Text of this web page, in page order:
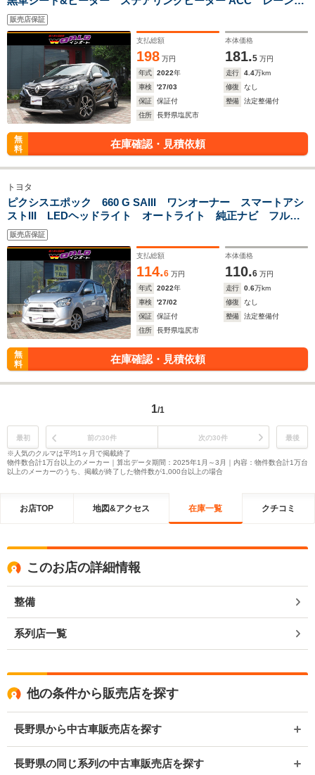
ープイアシスト スマートキー ディスプレイオーディオ
Bluetooth USBアラウンドビューモニター パークセンサー
G18AWドラレコ2カメラ
販売店保証
支払総額
198 万円
本体価格
181.5 万円
年式
2022年 走行 4.4万km
車検
'27/03 修復
なし
保証
保証付 整備
法定整備付
住所
長野県塩尻市
無
料
在庫確認・見積依頼
トヨタ
ピクシスエポック 660 G SAIII ワンオーナー スマートアシ
ストIII LEDヘッドライト オートライト 純正ナビ フルセ
グTV ドラレコ
販売店保証
支払総額
114.6 万円
本体価格
110.6 万円
年式
2022年 走行 0.6万km
車検
'27/02 修復
なし
保証
保証付 整備
法定整備付
住所
長野県塩尻市
無
料
在庫確認・見積依頼
1/1
最初 前の30件 次の30件
最後
※人気のクルマは平均1ヶ月で掲載終了
物件数合計1万台以上のメーカー｜算出データ期間：2025年1月～3月｜内容：物件数合計1万台
以上のメーカーのうち、掲載が終了した物件数が1,000台以上の場合
お店TOP 地図&アクセス 在庫一覧 クチコミ
このお店の詳細情報
整備
系列店一覧
他の条件から販売店を探す
長野県から中古車販売店を探す
長野県の同じ系列の中古車販売店を探す